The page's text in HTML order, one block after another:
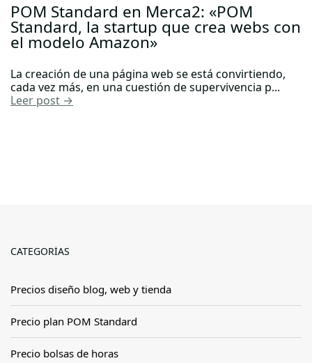
POM Standard en Merca2: «POM
Standard, la startup que crea webs con
el modelo Amazon»
La creación de una página web se está convirtiendo,
cada vez más, en una cuestión de supervivencia p...
Leer post →
CATEGORÍAS
Precios diseño blog, web y tienda
Precio plan POM Standard
Precio bolsas de horas